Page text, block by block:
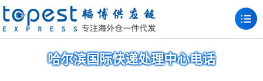
哈尔滨国际快递处理中心电话